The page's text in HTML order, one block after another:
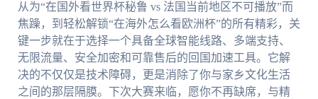
从为“在国外看世界杯秘鲁 vs 法国当前地区不可播放”而
焦躁，到轻松解锁“在海外怎么看欧洲杯”的所有精彩，关
键一步就在于选择一个具备全球智能线路、多端支持、
无限流量、安全加密和可靠售后的回国加速工具。它解
决的不仅仅是技术障碍，更是消除了你与家乡文化生活
之间的那层隔膜。下次大赛来临，愿你不再缺席，与精